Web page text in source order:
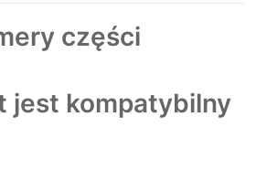
części
jest kompatybilny